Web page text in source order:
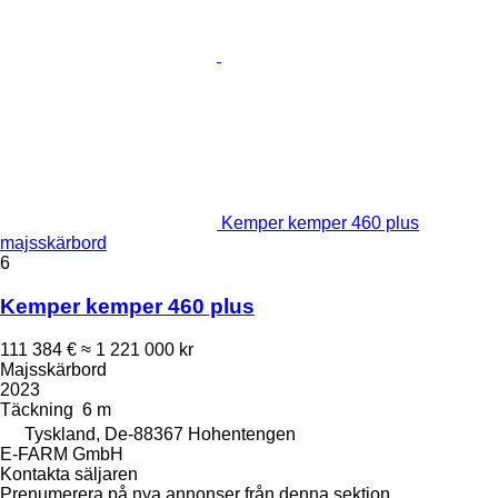
Kemper kemper 460 plus
majsskärbord
6
Kemper kemper 460 plus
111 384 € ≈ 1 221 000 kr
Majsskärbord
2023
Täckning 6 m
Tyskland, De-88367 Hohentengen
E-FARM GmbH
Kontakta säljaren
Prenumerera på nya annonser från denna sektion